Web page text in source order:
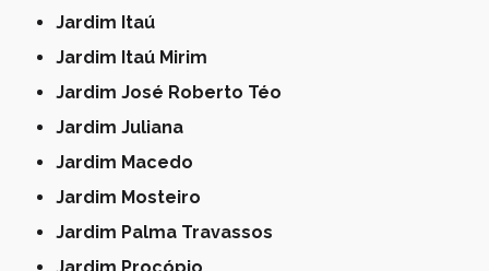
Jardim Itaú
Jardim Itaú Mirim
Jardim José Roberto Téo
Jardim Juliana
Jardim Macedo
Jardim Mosteiro
Jardim Palma Travassos